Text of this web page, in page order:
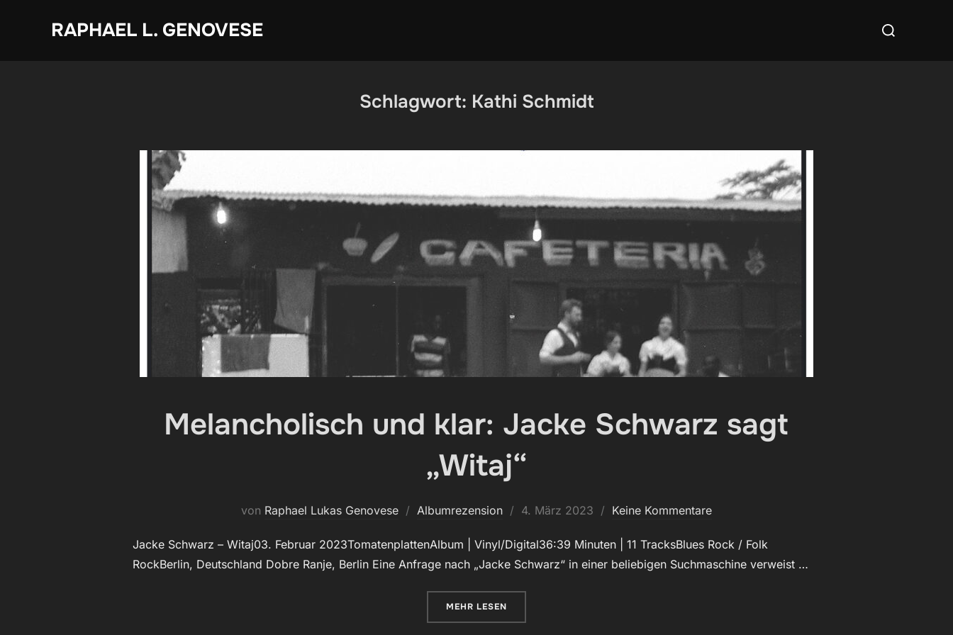
RAPHAEL L. GENOVESE
Suchen
Schlagwort: Kathi Schmidt
Melancholisch und klar: Jacke Schwarz sagt
„Witaj“
von Raphael Lukas Genovese Albumrezension
Veröffentlicht
4. März 2023 Keine Kommentare
Jacke Schwarz – Witaj03. Februar 2023TomatenplattenAlbum | Vinyl/Digital36:39 Minuten | 11 TracksBlues Rock / Folk
RockBerlin, Deutschland Dobre Ranje, Berlin Eine Anfrage nach „Jacke Schwarz“ in einer beliebigen Suchmaschine verweist …
MEHR ÜBER „MELANCHOLISCH UND KLAR: JACKE SCHWARZ SAGT „WITAJ““
LESEN